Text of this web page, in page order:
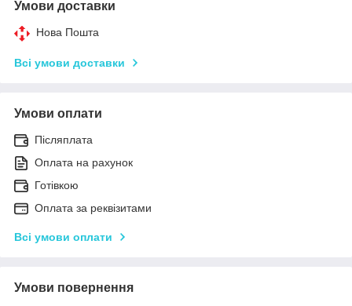
Умови доставки
Нова Пошта
Всі умови доставки
Умови оплати
Післяплата
Оплата на рахунок
Готівкою
Оплата за реквізитами
Всі умови оплати
Умови повернення